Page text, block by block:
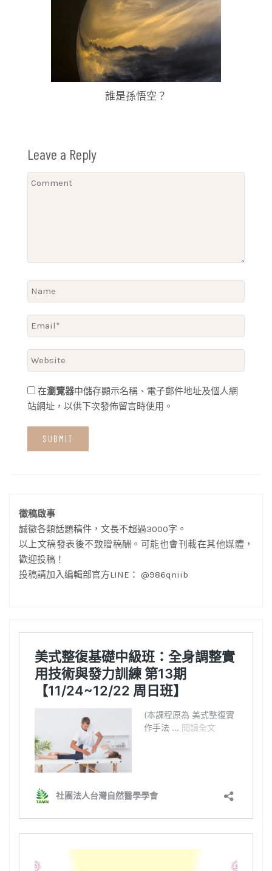
誰是孫悟空？
Leave a Reply
在瀏覽器中儲存顯示名稱、電子郵件地址及個人網
站網址，以供下次發佈留言時使用。
徵稿啟事
誠徵各類話題稿件，文長不超過3000字。
以上文稿發表後不致贈稿酬。可能也會刊載在其他媒體，
歡迎投稿！
投稿請加入編輯部官方LINE： @986qniib